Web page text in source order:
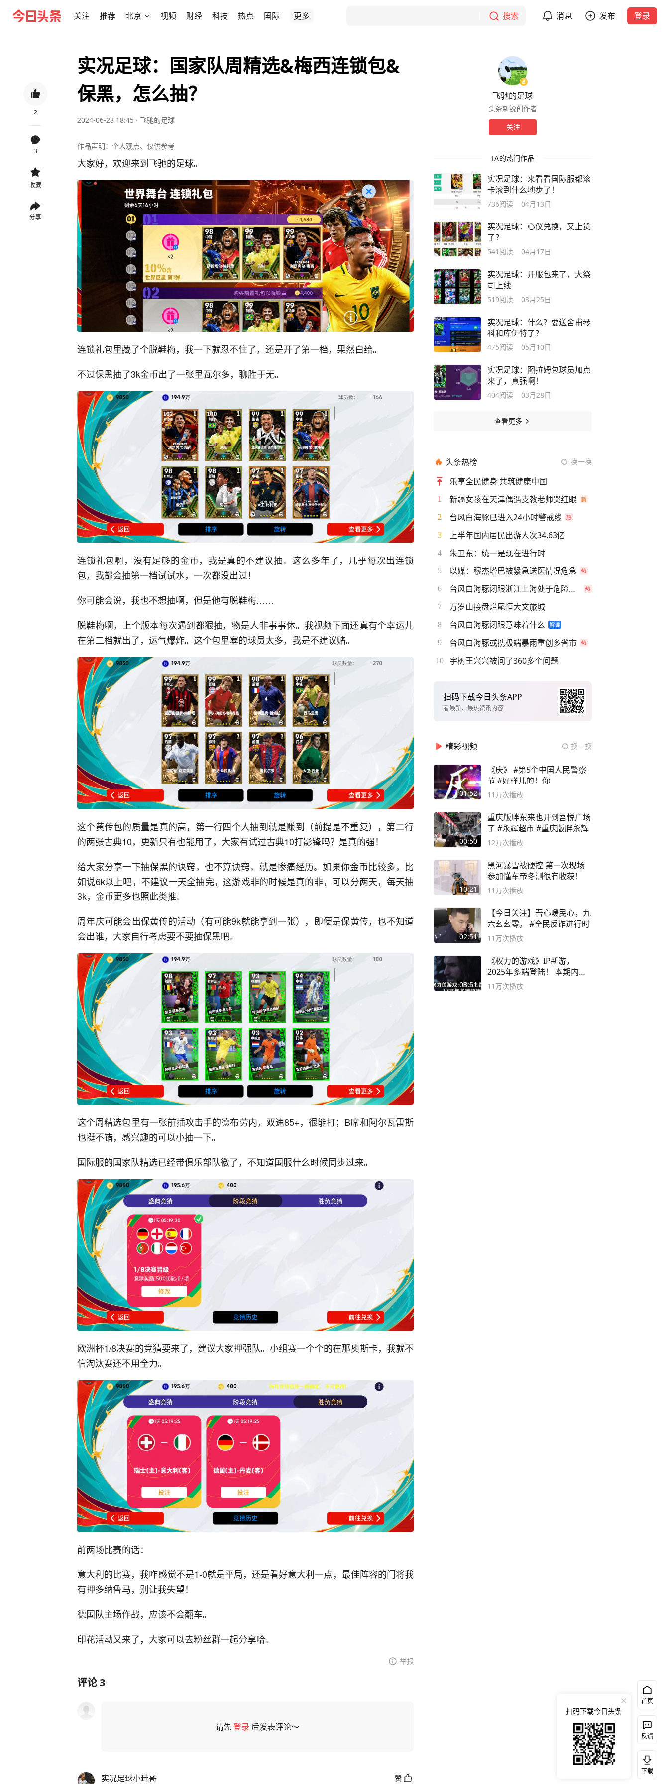
关注 推荐 北京 视频 财经 科技 热点 国际 更多 搜索 消息 发布 登录
2
3
收藏
分享
实况足球：国家队周精选&梅西连锁包&
保黑，怎么抽？
2024-06-28 18:45 · 飞驰的足球
作品声明：个人观点、仅供参考
大家好，欢迎来到飞驰的足球。
连锁礼包里藏了个脱鞋梅，我一下就忍不住了，还是开了第一档，果然白给。
不过保黑抽了3k金币出了一张里瓦尔多，聊胜于无。
连锁礼包啊，没有足够的金币，我是真的不建议抽。这么多年了，几乎每次出连锁
包，我都会抽第一档试试水，一次都没出过！
你可能会说，我也不想抽啊，但是他有脱鞋梅……
脱鞋梅啊，上个版本每次遇到都狠抽，物是人非事事休。我视频下面还真有个幸运儿
在第二档就出了，运气爆炸。这个包里塞的球员太多，我是不建议赌。
这个黄传包的质量是真的高，第一行四个人抽到就是赚到（前提是不重复），第二行
的两张古典10，更新只有也能用了，大家有试过古典10打影锋吗？是真的强！
给大家分享一下抽保黑的诀窍，也不算诀窍，就是惨痛经历。如果你金币比较多，比
如说6k以上吧，不建议一天全抽完，这游戏非的时候是真的非，可以分两天，每天抽
3k，金币更多也照此类推。
周年庆可能会出保黄传的活动（有可能9k就能拿到一张），即便是保黄传，也不知道
会出谁，大家自行考虑要不要抽保黑吧。
这个周精选包里有一张前插攻击手的德布劳内，双速85+，很能打；B席和阿尔瓦雷斯
也挺不错，感兴趣的可以小抽一下。
国际服的国家队精选已经带俱乐部队徽了，不知道国服什么时候同步过来。
欧洲杯1/8决赛的竞猜要来了，建议大家押强队。小组赛一个个的在那奥斯卡，我就不
信淘汰赛还不用全力。
前两场比赛的话：
意大利的比赛，我咋感觉不是1-0就是平局，还是看好意大利一点，最佳阵容的门将我
有押多纳鲁马，别让我失望！
德国队主场作战，应该不会翻车。
印花活动又来了，大家可以去粉丝群一起分享哈。
举报
评论3
请先登录 后发表评论～
实况足球小玮哥 赞
飞驰的足球
头条新锐创作者
关注
TA的热门作品
实况足球：来看看国际服都滚
卡滚到什么地步了！
736阅读 04月13日
实况足球：心仪兑换，又上货
了？
541 阅读 04月17日
实况足球：开服包来了，大祭
司上线
519阅读 03月25日
实况足球：什么？要送舍甫琴
科和库伊特了？
475阅读 05月10日
实况足球：图拉姆包球员加点
来了，真强啊！
404阅读 03月28日
查看更多
头条热榜 换一换
乐享全民健身 共筑健康中国
1 新疆女孩在天津偶遇支教老师哭红眼
2 台风白海豚已进入24小时警戒线
3 上半年国内居民出游人次34.63亿
4 朱卫东：统一是现在进行时
5 以媒：穆杰塔巴被紧急送医情况危急
6 台风白海豚闭眼浙江上海处于危险半圆
7 万岁山接盘烂尾恒大文旅城
8 台风白海豚闭眼意味着什么
9 台风白海豚或携极端暴雨重创多省市
10 宇树王兴兴被问了360多个问题
扫码下载今日头条APP
看最新、最热资讯内容
精彩视频 换一换
01:52
《庆》 #第5个中国人民警察
节 #好样儿的！你
11万次播放
00:50
重庆版胖东来也开到吾悦广场
了 #永辉超市 #重庆版胖永辉
12万次播放
10:21
黑河暴雪被硬控 第一次现场
参加懂车帝冬测很有收获！
11万次播放
02:51
【今日关注】吾心暖民心，九
六幺幺零。 #全民反诈进行时
11万次播放
03:51
《权力的游戏》IP新游，
2025年多端登陆！ 本期内容
概要
11万次播放
首页
反馈
下载
扫码下载今日头条